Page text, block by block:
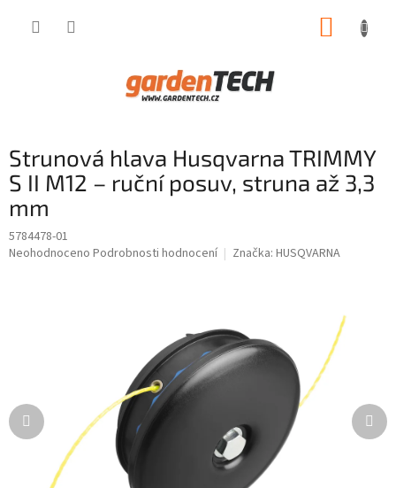
Strunová hlava Husqvarna TRIMMY
S II M12 – ruční posuv, struna až 3,3
mm
5784478-01
Průměrné
Neohodnoceno Podrobnosti hodnocení Značka: HUSQVARNA